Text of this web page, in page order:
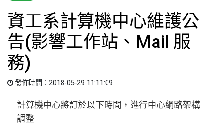
資工系計算機中心維護公
告(影響工作站、Mail 服
務)
發佈時間：2018-05-29 11:11:09
計算機中心將訂於以下時間，進行中心網路架構
調整